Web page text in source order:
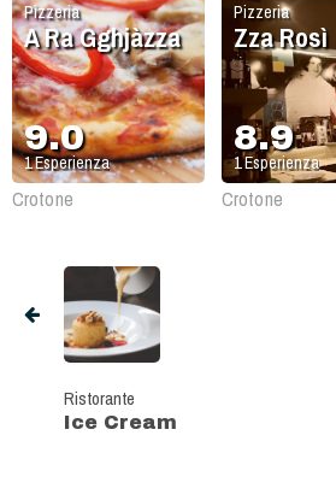
Pizzeria
A Ra Gghjàzza
9.0
1Esperienza
Crotone
Pizzeria
Zza Rosì
8.9
1Esperienza
Crotone
Ristorante
Ice Cream